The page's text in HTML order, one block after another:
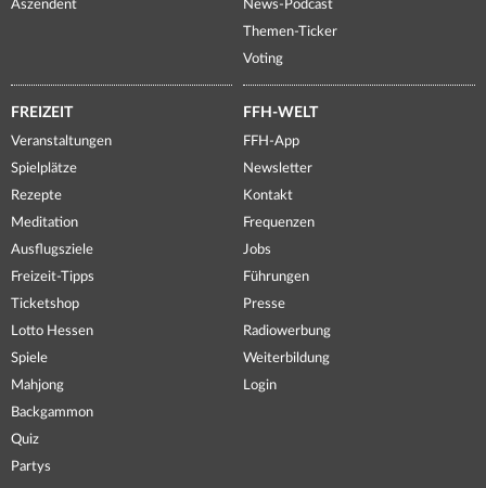
Aszendent
News-Podcast
Themen-Ticker
Voting
FREIZEIT
Veranstaltungen
Spielplätze
Rezepte
Meditation
Ausflugsziele
Freizeit-Tipps
Ticketshop
Lotto Hessen
Spiele
Mahjong
Backgammon
Quiz
Partys
FFH-WELT
FFH-App
Newsletter
Kontakt
Frequenzen
Jobs
Führungen
Presse
Radiowerbung
Weiterbildung
Login